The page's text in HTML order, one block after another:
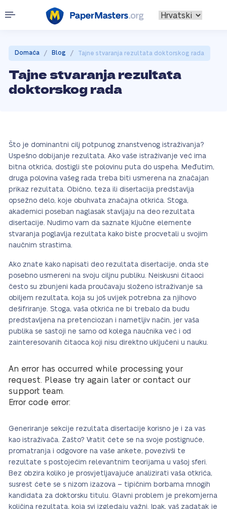
Domaća / Blog / Tajne stvaranja rezultata doktorskog rada
Tajne stvaranja rezultata
doktorskog rada
Što je dominantni cilj potpunog znanstvenog istraživanja?
Uspešno dobijanje rezultata. Ako vaše istraživanje već ima
bitna otkrića, dostigli ste polovinu puta do uspeha. Međutim,
druga polovina vašeg rada treba biti usmerena na značajan
prikaz rezultata. Obično, teza ili disertacija predstavlja
opsežno delo, koje obuhvata značajna otkrića. Stoga,
akademici poseban naglasak stavljaju na deo rezultata
disertacije. Nudimo vam da saznate ključne elemente
stvaranja poglavlja rezultata kako biste procvetali u svojim
naučnim strastima.
Ako znate kako napisati deo rezultata disertacije, onda ste
posebno usmereni na svoju ciljnu publiku. Neiskusni čitaoci
često su zbunjeni kada proučavaju složeno istraživanje sa
obiljem rezultata, koja su još uvijek potrebna za njihovo
dešifriranje. Stoga, vaša otkrića ne bi trebalo da budu
predstavljena na pretenciozan i nametljiv način, jer vaša
publika se sastoji ne samo od kolega naučnika već i od
zainteresovanih čitaoca koji nisu direktno uključeni u nauku.
An error has occurred while processing your
request. Please try again later or contact our
support team.
Error code error:
Generiranje sekcije rezultata disertacije korisno je i za vas
kao istraživača. Zašto? Vratit ćete se na svoje postignuće,
promatranja i odgovore na vaše ankete, povezivši te
rezultate s postojećim relevantnim teorijama u vašoj sferi.
Bez obzira koliko je prosvjetljavajuće analizirati vaša otkrića,
susrest ćete se s nizom izazova – tipičnim borbama mnogih
kandidata za doktorsku titulu. Glavni problem je prekomjerna
količina rezultata, koja svi izgledaju važni. Ipak, vaš zadatak je